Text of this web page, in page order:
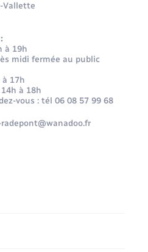
Vallette
à 19h
midi fermée au public
à 17h
à 18h
vous : tél 06 08 57 99 68